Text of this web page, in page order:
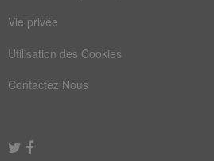
Vie privée
Utilisation des Cookies
Contactez Nous